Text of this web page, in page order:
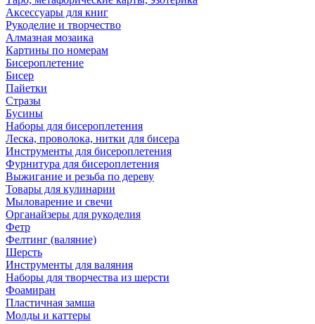
Аксессуары для книг
Рукоделие и творчество
Алмазная мозаика
Картины по номерам
Бисероплетение
Бисер
Пайетки
Стразы
Бусины
Наборы для бисероплетения
Леска, проволока, нитки для бисера
Инструменты для бисероплетения
Фурнитура для бисероплетения
Выжигание и резьба по дереву
Товары для кулинарии
Мыловарение и свечи
Органайзеры для рукоделия
Фетр
Фелтинг (валяние)
Шерсть
Инструменты для валяния
Наборы для творчества из шерсти
Фоамиран
Пластичная замша
Молды и каттеры